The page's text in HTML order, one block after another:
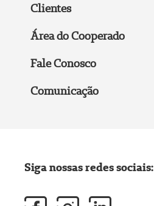
Clientes
Área do Cooperado
Fale Conosco
Comunicação
Siga nossas redes sociais: